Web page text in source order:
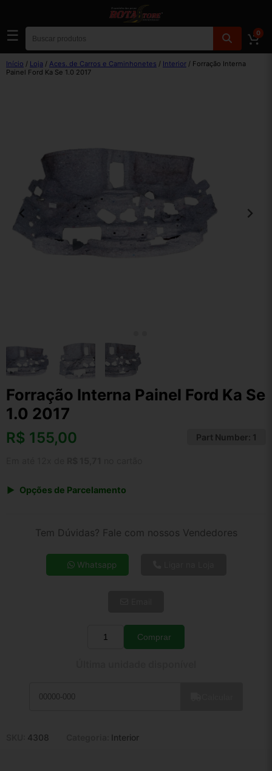
☰ 0
Início / Loja / Aces. de Carros e Caminhonetes / Interior / Forração Interna
Painel Ford Ka Se 1.0 2017
Forração Interna Painel Ford Ka Se
1.0 2017
R$ 155,00 Part Number: 1
Opções de Parcelamento
4x de R$ 42,96
5x de R$ 34,82
Tem Dúvidas? Fale com nossos Vendedores
Whatsapp
Quantidade
Comprar
4308 Interior